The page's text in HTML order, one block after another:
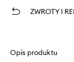
ZWROTY I
Opis produktu